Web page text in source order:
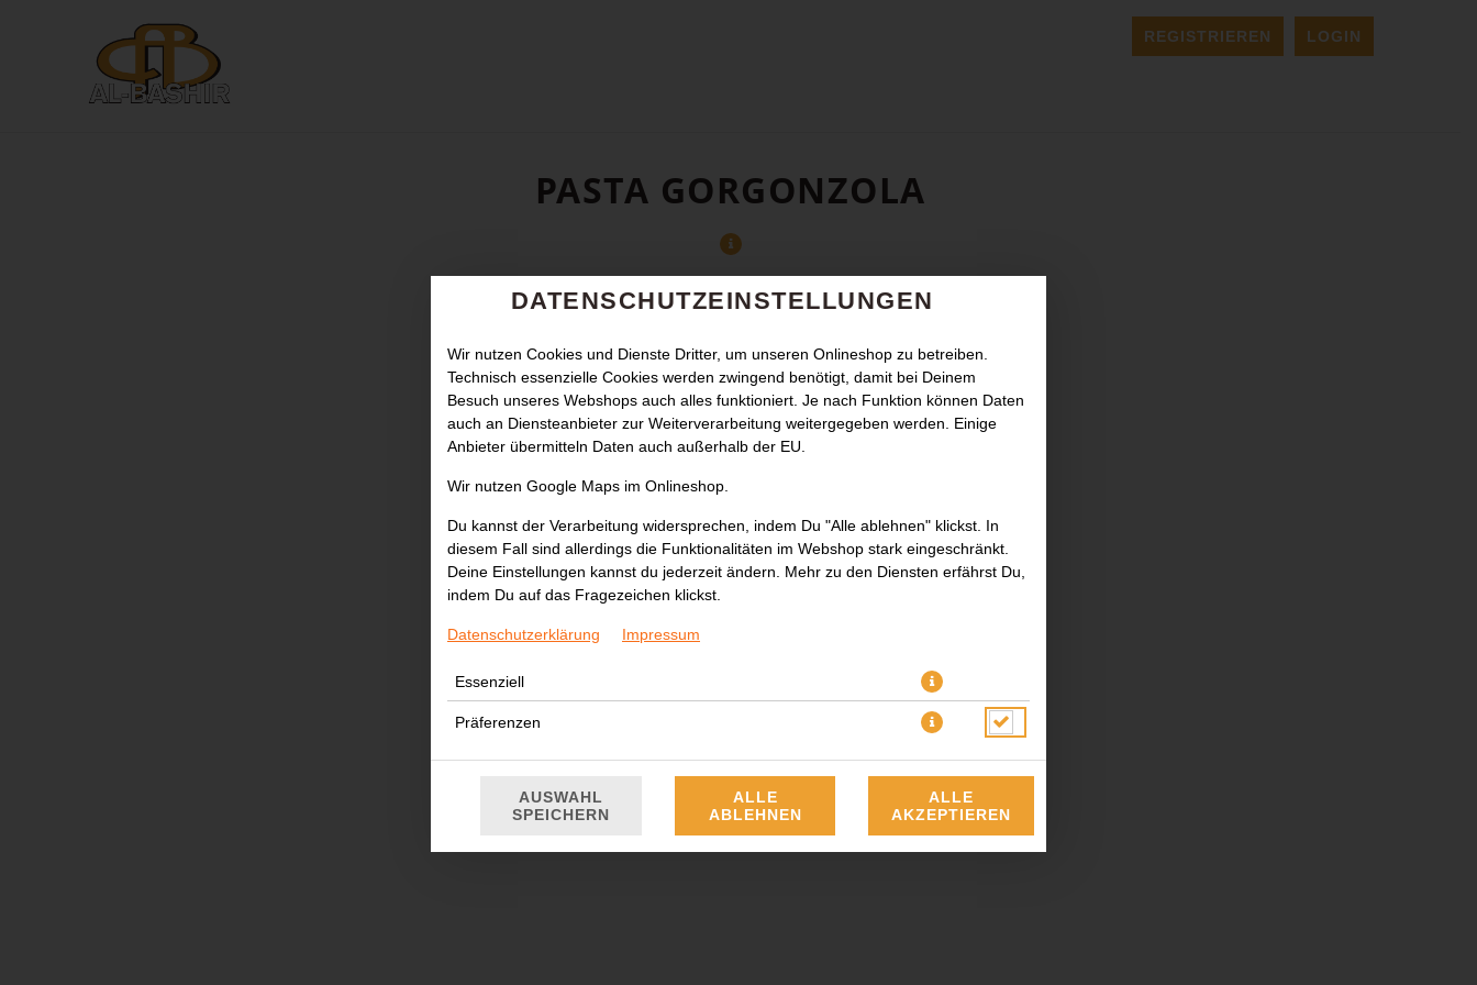
REGISTRIEREN LOGIN
PASTA GORGONZOLA
mit Sahne, Gorgonzola und Blattspinat, serviert mit Parmesan
* Die Preise können nach Auswahl des Stores variieren.
DATENSCHUTZEINSTELLUNGEN
Wir nutzen Cookies und Dienste Dritter, um unseren Onlineshop zu betreiben.
Technisch essenzielle Cookies werden zwingend benötigt, damit bei Deinem
Besuch unseres Webshops auch alles funktioniert. Je nach Funktion können Daten
auch an Diensteanbieter zur Weiterverarbeitung weitergegeben werden. Einige
Anbieter übermitteln Daten auch außerhalb der EU.
Wir nutzen Google Maps im Onlineshop.
Du kannst der Verarbeitung widersprechen, indem Du "Alle ablehnen" klickst. In
diesem Fall sind allerdings die Funktionalitäten im Webshop stark eingeschränkt.
Deine Einstellungen kannst du jederzeit ändern. Mehr zu den Diensten erfährst Du,
indem Du auf das Fragezeichen klickst.
Datenschutzerklärung Impressum
Essenziell
Präferenzen
AUSWAHL
SPEICHERN
ALLE
ABLEHNEN
ALLE
AKZEPTIEREN